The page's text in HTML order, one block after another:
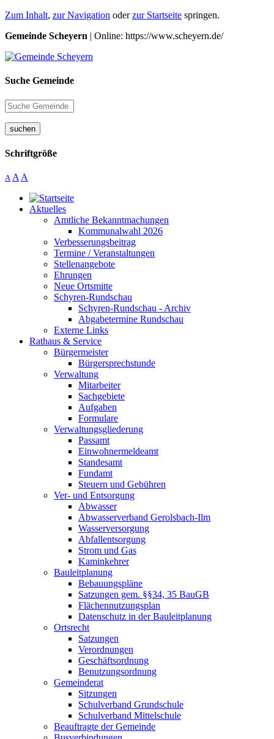
Zum Inhalt, zur Navigation oderzur Startseite springen.
Gemeinde Scheyern | Online: https://www.scheyern.de/
Suche Gemeinde
suchen
Schriftgröße
A A A
Aktuelles
Amtliche Bekanntmachungen
Kommunalwahl 2026
Verbesserungsbeitrag
Termine / Veranstaltungen
Stellenangebote
Ehrungen
Neue Ortsmitte
Schyren-Rundschau
Schyren-Rundschau - Archiv
Abgabetermine Rundschau
Externe Links
Rathaus & Service
Bürgermeister
Bürgersprechstunde
Verwaltung
Mitarbeiter
Sachgebiete
Aufgaben
Formulare
Verwaltungsgliederung
Passamt
Einwohnermeldeamt
Standesamt
Fundamt
Steuern und Gebühren
Ver- und Entsorgung
Abwasser
Abwasserverband Gerolsbach-Ilm
Wasserversorgung
Abfallentsorgung
Strom und Gas
Kaminkehrer
Bauleitplanung
Bebauungspläne
Satzungen gem. §§34, 35 BauGB
Flächennutzungsplan
Datenschutz in der Bauleitplanung
Ortsrecht
Satzungen
Verordnungen
Geschäftsordnung
Benutzungsordnung
Gemeinderat
Sitzungen
Schulverband Grundschule
Schulverband Mittelschule
Beauftragte der Gemeinde